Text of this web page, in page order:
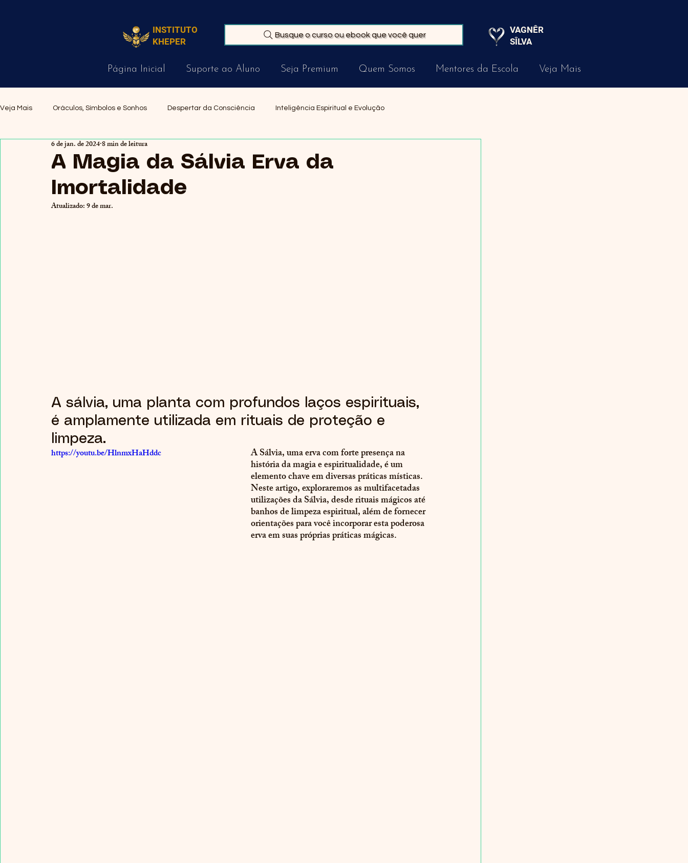
INSTITUTO
KHEPER
Busque o curso ou ebook que você quer
VAGNÊR
SÎLVA
Página Inicial Suporte ao Aluno Seja Premium Quem Somos Mentores da Escola Veja Mais
Veja Mais Oráculos, Símbolos e Sonhos Despertar da Consciência Inteligência Espiritual e Evolução
Magia Prática e Ritualística
A Magia da Sálvia Erva da
Imortalidade
6 de jan. de 20248 min de leitura
Atualizado:9 de mar.
A sálvia, uma planta com profundos laços espirituais,
é amplamente utilizada em rituais de proteção e
limpeza.
https://youtu.be/HlnmxHaHddc A Sálvia, uma erva com forte presença na
história da magia e espiritualidade, é um
elemento chave em diversas práticas místicas.
Neste artigo, exploraremos as multifacetadas
utilizações da Sálvia, desde rituais mágicos até
banhos de limpeza espiritual, além de fornecer
orientações para você incorporar esta poderosa
erva em suas próprias práticas mágicas.